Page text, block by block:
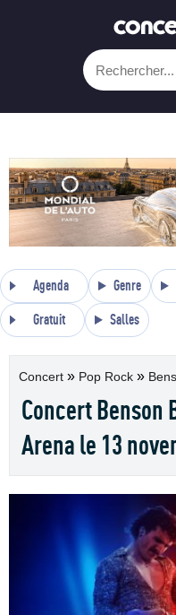
Agenda Genre
Gratuit Salles
Concert » Pop Rock »
Concert Benson
Arena le 13